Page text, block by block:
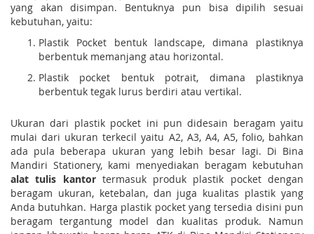
yang akan disimpan. Bentuknya pun bisa dipilih sesuai
kebutuhan, yaitu:
Plastik Pocket bentuk landscape, dimana plastiknya
berbentuk memanjang atau horizontal.
Plastik pocket bentuk potrait, dimana plastiknya
berbentuk tegak lurus berdiri atau vertikal.
Ukuran dari plastik pocket ini pun didesain beragam yaitu
mulai dari ukuran terkecil yaitu A2, A3, A4, A5, folio, bahkan
ada pula beberapa ukuran yang lebih besar lagi. Di Bina
Mandiri Stationery, kami menyediakan beragam kebutuhan
alat tulis kantortermasuk produk plastik pocket dengan
beragam ukuran, ketebalan, dan juga kualitas plastik yang
Anda butuhkan. Harga plastik pocket yang tersedia disini pun
beragam tergantung model dan kualitas produk. Namun